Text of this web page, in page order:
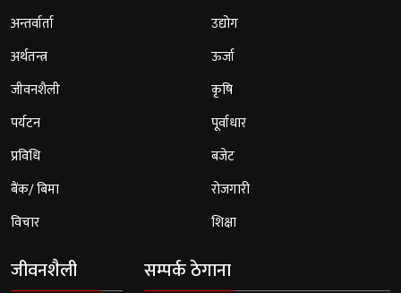
अन्तर्वार्ता
अर्थतन्त्र
जीवनशैली
पर्यटन
प्रविधि
बैंक/ बिमा
विचार
उद्योग
ऊर्जा
कृषि
पूर्वाधार
बजेट
रोजगारी
शिक्षा
जीवनशैली सम्पर्क ठेगाना